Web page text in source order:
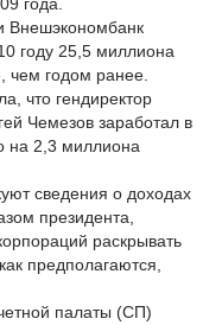
Внешэкономбанк
году 25,5 миллиона
чем годом ранее.
что гендиректор
Чемезов заработал в
на 2,3 миллиона
сведения о доходах
президента,
раскрывать
предполагаются,
палаты (СП)